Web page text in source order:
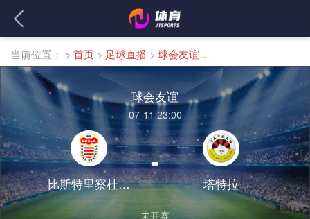
当前位置： > 首页 > 足球直播 > 球会友谊直播
球会友谊
07-11 23:00
比斯特里察杜克拉
-
塔特拉
未开赛